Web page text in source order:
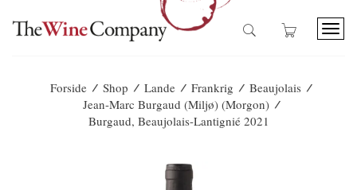
T
Forside / Shop / Lande / Frankrig / Beaujolais /
Jean-Marc Burgaud (Miljø) (Morgon) /
Burgaud, Beaujolais-Lantignié 2021